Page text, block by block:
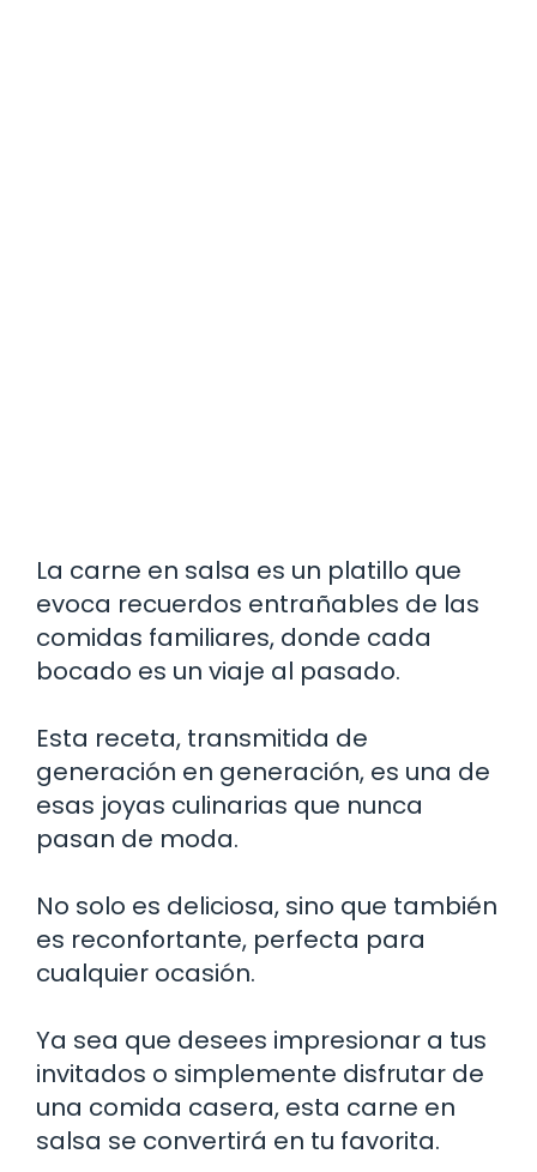
La carne en salsa es un platillo que
evoca recuerdos entrañables de las
comidas familiares, donde cada
bocado es un viaje al pasado.
Esta receta, transmitida de
generación en generación, es una de
esas joyas culinarias que nunca
pasan de moda.
No solo es deliciosa, sino que también
es reconfortante, perfecta para
cualquier ocasión.
Ya sea que desees impresionar a tus
invitados o simplemente disfrutar de
una comida casera, esta carne en
salsa se convertirá en tu favorita.